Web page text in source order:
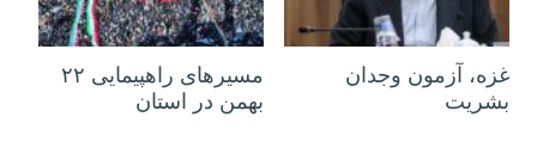
غزه، آزمون وجدان
بشریت
21 بهمن 1402
مسیر‌های راهپیمایی ۲۲
بهمن در استان